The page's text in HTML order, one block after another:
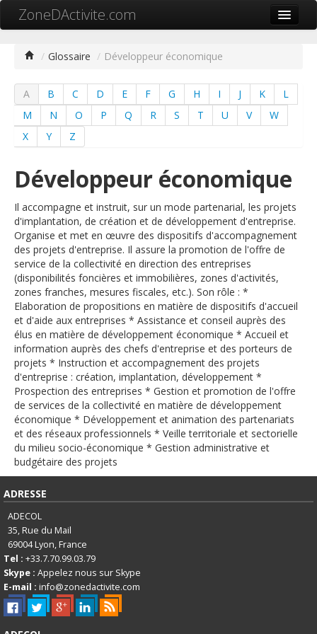
ZoneDActivite.com
Cartographie ZA
Recherche avancée
Contact
Mon ZA.com
中文
English
Français
Connexion
/ Glossaire / Développeur économique
A B C D E F G H I J K
L
M
N O P Q R S T U V
W
X
Y Z
Développeur économique
Il accompagne et instruit, sur un mode partenarial, les projets
d'implantation, de création et de développement d'entreprise.
Organise et met en œuvre des dispositifs d'accompagnement
des projets d'entreprise. Il assure la promotion de l'offre de
service de la collectivité en direction des entreprises
(disponibilités foncières et immobilières, zones d'activités,
zones franches, mesures fiscales, etc.). Son rôle : *
Elaboration de propositions en matière de dispositifs d'accueil
et d'aide aux entreprises * Assistance et conseil auprès des
élus en matière de développement économique * Accueil et
information auprès des chefs d'entreprise et des porteurs de
projets * Instruction et accompagnement des projets
d'entreprise : création, implantation, développement *
Prospection des entreprises * Gestion et promotion de l'offre
de services de la collectivité en matière de développement
économique * Développement et animation des partenariats
et des réseaux professionnels * Veille territoriale et sectorielle
du milieu socio-économique * Gestion administrative et
budgétaire des projets
ADRESSE
ADECOL
35, Rue du Mail
69004Lyon, France
Tel : +33.7.70.99.03.79
Skype : Appelez nous sur Skype
E-mail : info@zonedactivite.com